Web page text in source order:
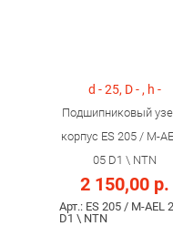
d - 25, D - , h -
Подшипниковый
корпус ES 205 / M-
05 D1 \ NTN
2 150,00 р.
Арт.: ES 205 / M-AEL
D1 \ NTN